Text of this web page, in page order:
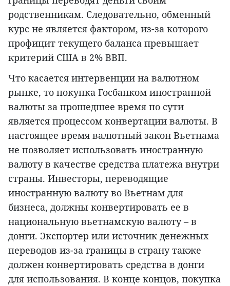
родственникам. Следовательно, обменный
курс не является фактором, из-за которого
профицит текущего баланса превышает
критерий США в 2% ВВП.
Что касается интервенции на валютном
рынке, то покупка Госбанком иностранной
валюты за прошедшее время по сути
является процессом конвертации валюты. В
настоящее время валютный закон Вьетнама
не позволяет использовать иностранную
валюту в качестве средства платежа внутри
страны. Инвесторы, переводящие
иностранную валюту во Вьетнам для
бизнеса, должны конвертировать ее в
национальную вьетнамскую валюту – в
донги. Экспортер или источник денежных
переводов из-за границы в страну также
должен конвертировать средства в донги
для использования. В конце концов, покупка